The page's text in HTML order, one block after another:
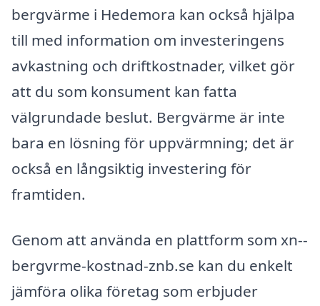
bergvärme i Hedemora kan också hjälpa
till med information om investeringens
avkastning och driftkostnader, vilket gör
att du som konsument kan fatta
välgrundade beslut. Bergvärme är inte
bara en lösning för uppvärmning; det är
också en långsiktig investering för
framtiden.
Genom att använda en plattform som xn--
bergvrme-kostnad-znb.se kan du enkelt
jämföra olika företag som erbjuder